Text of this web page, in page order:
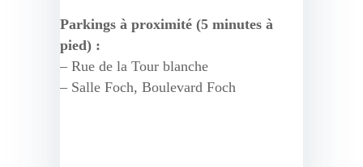
Parkings à proximité (5 minutes à
pied) :
– Rue de la Tour blanche
– Salle Foch, Boulevard Foch